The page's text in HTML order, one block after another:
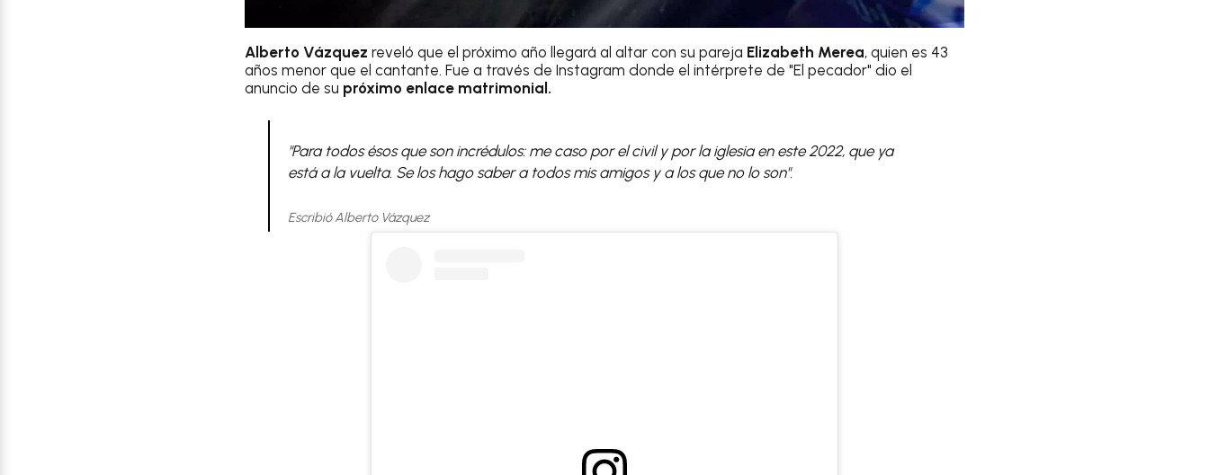
Alberto Vázquez reveló que el próximo año llegará al altar con su pareja Elizabeth Merea, quien es 43
años menor que el cantante. Fue a través de Instagram donde el intérprete de "El pecador" dio el
anuncio de su próximo enlace matrimonial.
"Para todos ésos que son incrédulos: me caso por el civil y por la iglesia en este 2022, que ya
está a la vuelta. Se los hago saber a todos mis amigos y a los que no lo son".
Escribió Alberto Vázquez